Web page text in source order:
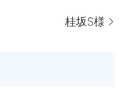
桂坂S様